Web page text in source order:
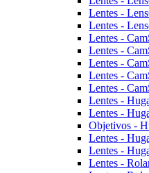
Lentes -
Lentes -
Lentes -
Lentes -
Lentes -
Lentes -
Lentes -
Lentes -
Lentes -
Objetivos -
Lentes -
Lentes -
Lentes -